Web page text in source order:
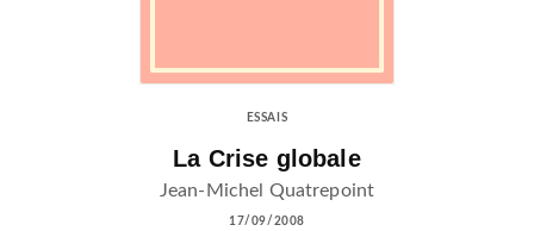
ESSAIS
La Crise globale
Jean-Michel Quatrepoint
17/09/2008